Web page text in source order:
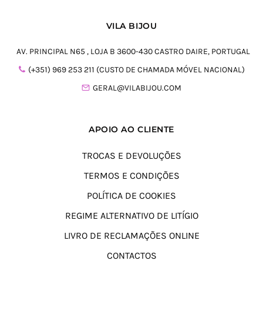
VILA BIJOU
AV. PRINCIPAL N65 , LOJA B 3600-430 CASTRO DAIRE, PORTUGAL
(+351) 969 253 211 (CUSTO DE CHAMADA MÓVEL NACIONAL)
GERAL@VILABIJOU.COM
APOIO AO CLIENTE
TROCAS E DEVOLUÇÕES
TERMOS E CONDIÇÕES
POLÍTICA DE COOKIES
REGIME ALTERNATIVO DE LITÍGIO
LIVRO DE RECLAMAÇÕES ONLINE
CONTACTOS